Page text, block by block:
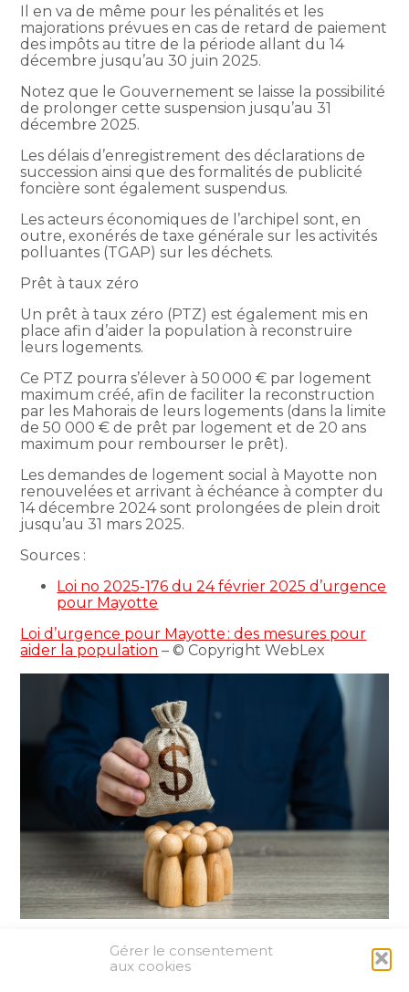
Gérer le consentement
aux cookies
Il en va de même pour les pénalités et les
majorations prévues en cas de retard de paiement
des impôts au titre de la période allant du 14
décembre jusqu’au 30 juin 2025.
Notez que le Gouvernement se laisse la possibilité
de prolonger cette suspension jusqu’au 31
décembre 2025.
Les délais d’enregistrement des déclarations de
succession ainsi que des formalités de publicité
foncière sont également suspendus.
Les acteurs économiques de l’archipel sont, en
outre, exonérés de taxe générale sur les activités
polluantes (TGAP) sur les déchets.
Prêt à taux zéro
Un prêt à taux zéro (PTZ) est également mis en
place afin d’aider la population à reconstruire
leurs logements.
Ce PTZ pourra s’élever à 50 000 € par logement
maximum créé, afin de faciliter la reconstruction
par les Mahorais de leurs logements (dans la limite
de 50 000 € de prêt par logement et de 20 ans
maximum pour rembourser le prêt).
Les demandes de logement social à Mayotte non
renouvelées et arrivant à échéance à compter du
14 décembre 2024 sont prolongées de plein droit
jusqu’au 31 mars 2025.
Sources :
Loi no 2025-176 du 24 février 2025 d’urgence
pour Mayotte
Loi d’urgence pour Mayotte : des mesures pour
aider la population – © Copyright WebLex